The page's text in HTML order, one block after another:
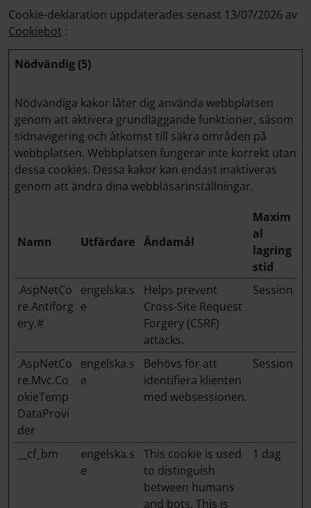
Cookie-deklaration uppdaterades senast 13/07/2026 av
Cookiebot :
Nödvändig (5)
Nödvändiga kakor låter dig använda webbplatsen
genom att aktivera grundläggande funktioner, såsom
sidnavigering och åtkomst till säkra områden på
webbplatsen. Webbplatsen fungerar inte korrekt utan
dessa cookies. Dessa kakor kan endast inaktiveras
genom att ändra dina webbläsarinställningar.
Namn Utfärdare Ändamål
Maxim
al
lagring
stid
.AspNetCo
re.Antiforg
ery.#
engelska.s
e
Helps prevent
Cross-Site Request
Forgery (CSRF)
attacks.
Session
.AspNetCo
re.Mvc.Co
okieTemp
DataProvi
der
engelska.s
e
Behövs för att
identifiera klienten
med websessionen.
Session
__cf_bm
engelska.s
e
This cookie is used
to distinguish
between humans
and bots. This is
1 dag